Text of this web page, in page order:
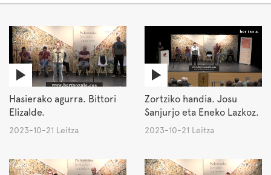
Hasierako agurra. Bittori
Elizalde.
2023-10-21 Leitza
Zortziko handia. Josu
Sanjurjo eta Eneko Lazkoz.
2023-10-21 Leitza